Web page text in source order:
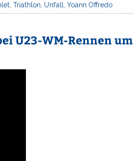
,Triathlon Unfall ,Yoann Offredo
U23-WM-Rennen um